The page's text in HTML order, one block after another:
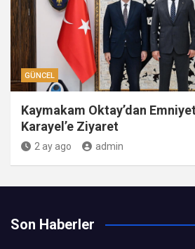
GÜNCEL
Kaymakam Oktay’dan
Karayel’e Ziyaret
2 ay ago admin
Son Haberler